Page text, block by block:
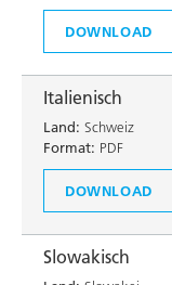
DOWNLOAD
Italienisch
Land: Schweiz
Format: PDF
DOWNLOAD
Slowakisch